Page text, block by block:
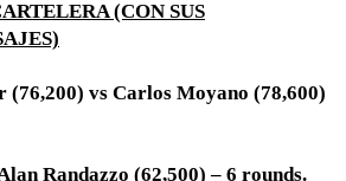
(CON SUS
vs Carlos Moyano (78,600)
Randazzo (62,500) – 6 rounds.